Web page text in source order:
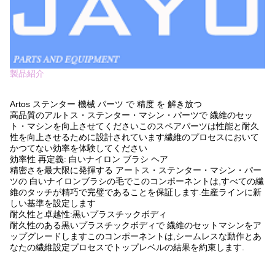
製品紹介
Artos ステンター 機械 パーツ で 精度 を 解き放つ
高品質のアルトス・ステンター・マシン・パーツで 繊維のセッ
ト・マシンを向上させてくださいこのスペアパーツは性能と耐久
性を向上させるために設計されています繊維のプロセスにおいて
かつてない効率を体験してください
効率性 再定義: 白いナイロン ブラシ ヘア
精密さを最大限に発揮する アートス・ステンター・マシン・パー
ツの 白いナイロンブラシの毛でこのコンポーネントは,すべての繊
維のタッチが精巧で完璧であることを保証します.生産ラインに新
しい基準を設定します
耐久性と卓越性:黒いプラスチックボディ
耐久性のある黒いプラスチックボディで 繊維のセットマシンをア
ップグレードしますこのコンポーネントは,シームレスな動作とあ
なたの繊維設定プロセスでトップレベルの結果を約束します.